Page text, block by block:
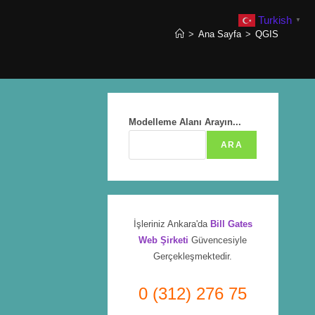
> Ana Sayfa > QGIS
Modelleme Alanı Arayın...
ARA
İşleriniz Ankara'da Bill Gates
Web ŞirketiGüvencesiyle
Gerçekleşmektedir.
0 (312) 276 75
Turkish ▼